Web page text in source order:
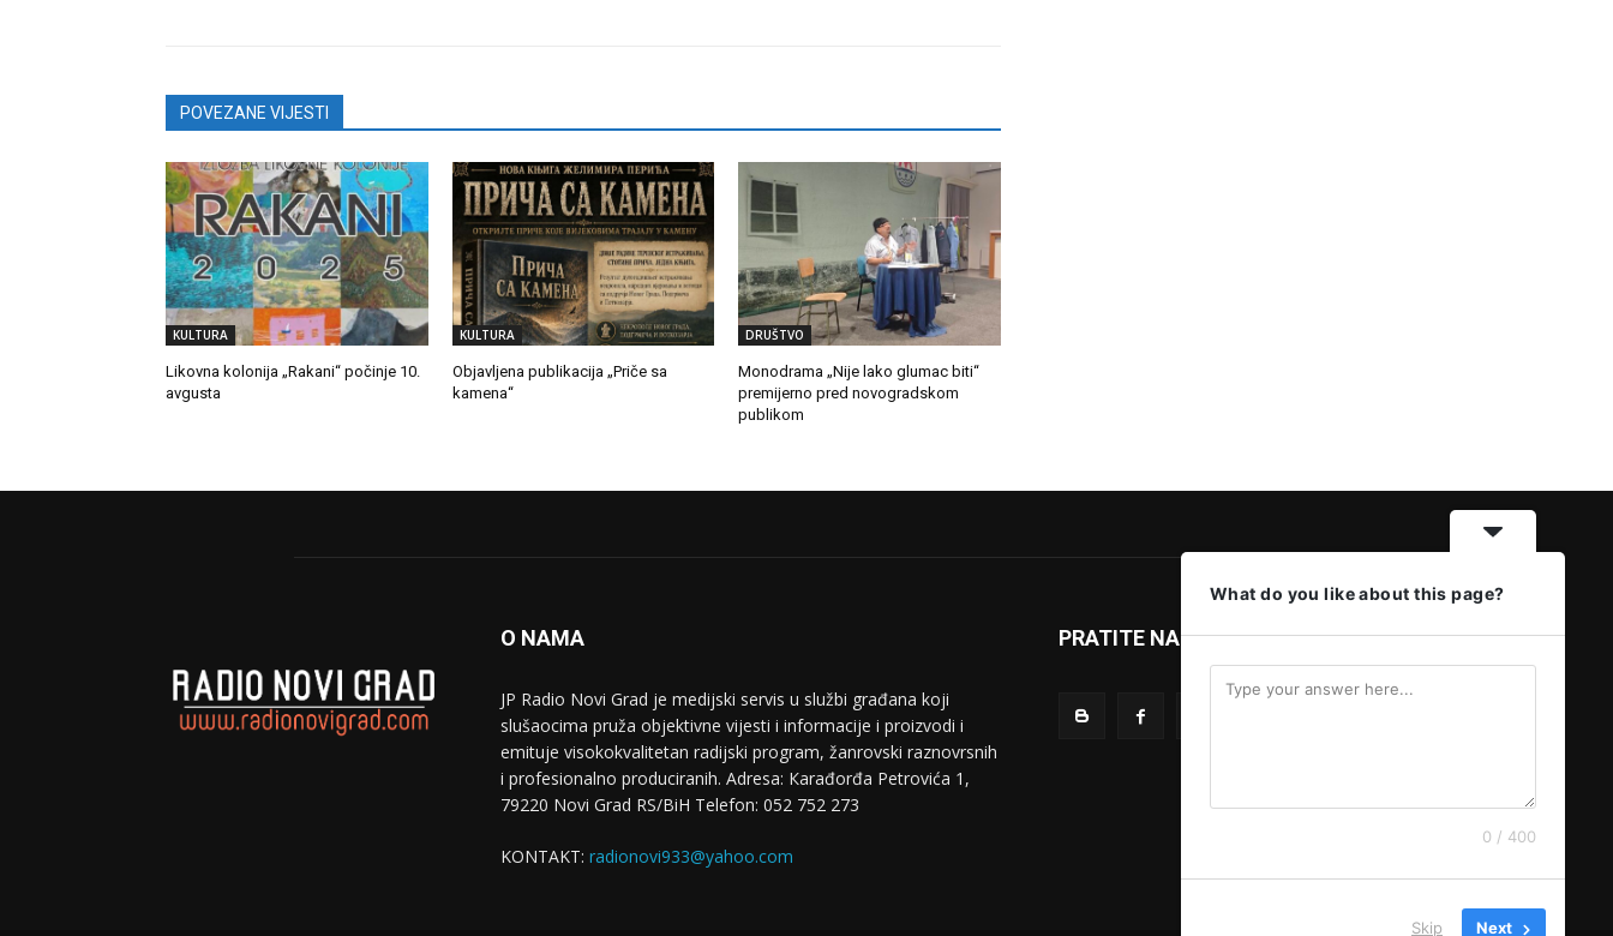
POVEZANE VIJESTI
KULTURA
Likovna kolonija „Rakani“ počinje 10.
avgusta
KULTURA
Objavljena publikacija „Priče sa
kamena“
DRUŠTVO
Monodrama „Nije lako glumac biti“
premijerno pred novogradskom
publikom
O NAMA
JP Radio Novi Grad je medijski servis u službi građana koji
slušaocima pruža objektivne vijesti i informacije i proizvodi i
emituje visokokvalitetan radijski program, žanrovski raznovrsnih
i profesionalno produciranih. Adresa: Кarađorđa Petrovića 1,
79220 Novi Grad RS/BiH Telefon: 052 752 273
KONTAKT: radionovi933@yahoo.com
PRATITE NAS
What do you like about this page?
0 / 400
Skip Next